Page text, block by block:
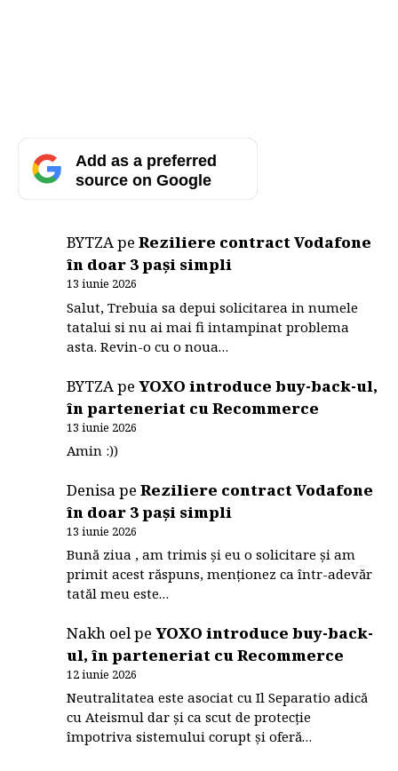
Add as a preferred
source on Google
BYTZApeReziliere contract Vodafone
în doar 3 pași simpli
13 iunie 2026
Salut, Trebuia sa depui solicitarea in numele
tatalui si nu ai mai fi intampinat problema
asta. Revin-o cu o noua…
BYTZApeYOXO introduce buy-back-ul,
în parteneriat cu Recommerce
13 iunie 2026
Amin :))
DenisapeReziliere contract Vodafone
în doar 3 pași simpli
13 iunie 2026
Bună ziua , am trimis și eu o solicitare și am
primit acest răspuns, menționez ca într-adevăr
tatăl meu este…
Nakh oelpeYOXO introduce buy-back-
ul, în parteneriat cu Recommerce
12 iunie 2026
Neutralitatea este asociat cu Il Separatio adică
cu Ateismul dar și ca scut de protecție
împotriva sistemului corupt și oferă…